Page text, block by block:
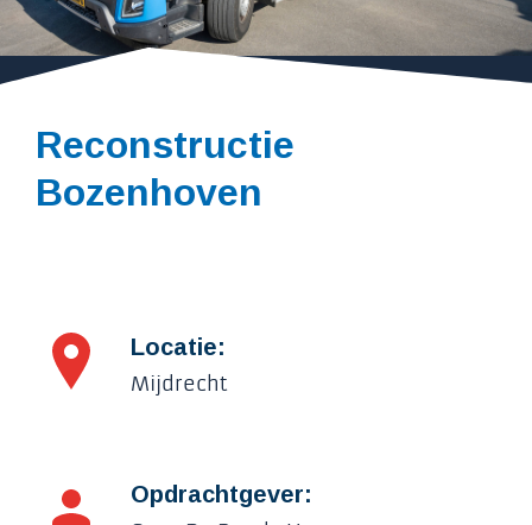
Reconstructie
Bozenhoven
Locatie:
Mijdrecht
Opdrachtgever: